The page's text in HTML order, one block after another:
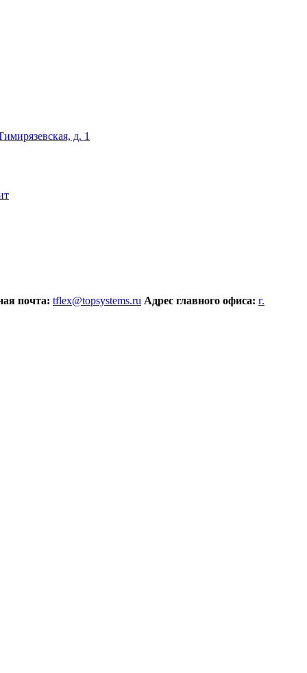
д. 1
почта: tflex@topsystems.ru Адрес главного офиса: г.